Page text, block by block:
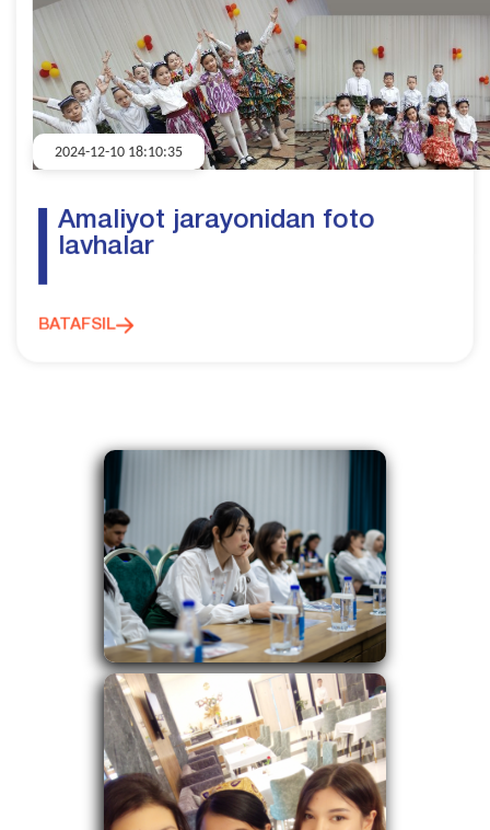
2024-12-10 18:10:35
Amaliyot jarayonidan foto
lavhalar
BATAFSIL